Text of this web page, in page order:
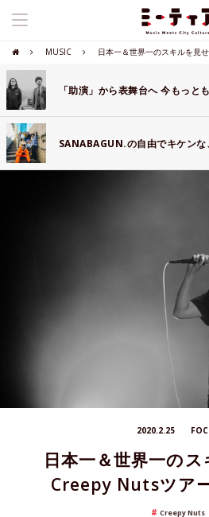
MUSIC 日本一＆世界一のスキルを見
「助演」から表舞台へ 今もっ
SANABAGUN.の自由でキケンな
2020.2.25
日本一＆世界一の
Creepy Nutsツア
Creepy Nuts